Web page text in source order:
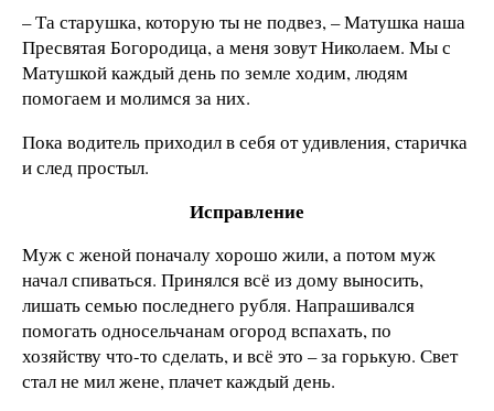
– Та старушка, которую ты не подвез, – Матушка наша
Пресвятая Богородица, а меня зовут Николаем. Мы с
Матушкой каждый день по земле ходим, людям
помогаем и молимся за них.
Пока водитель приходил в себя от удивления, старичка
и след простыл.
Исправление
Муж с женой поначалу хорошо жили, а потом муж
начал спиваться. Принялся всё из дому выносить,
лишать семью последнего рубля. Напрашивался
помогать односельчанам огород вспахать, по
хозяйству что-то сделать, и всё это – за горькую. Свет
стал не мил жене, плачет каждый день.